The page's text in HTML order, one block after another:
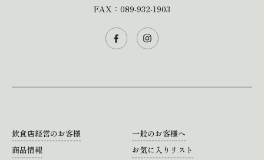
FAX：089-932-1903
飲食店経営のお客様
一般のお客様へ
商品情報
お気に入りリスト